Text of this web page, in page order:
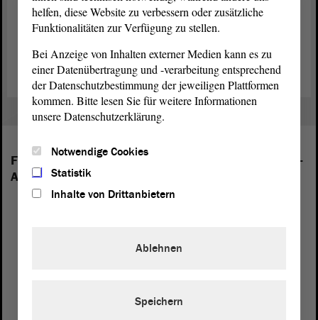
Gegenwärtig ist der zeitweiligeAusschuss mit der Erstellung des
Abschlussberichtes beschäftigt, da er seine Tätigkeit Ende Juli 2014
Folgende Fraktionen sind im Landtag von Sachsen-
Anhalt vertreten:
helfen, diese Website zu verbessern oder zusätzliche
Funktionalitäten zur Verfügung zu stellen.
Bei Anzeige von Inhalten externer Medien kann es zu
einer Datenübertragung und -verarbeitung entsprechend
der Datenschutzbestimmung der jeweiligen Plattformen
kommen. Bitte lesen Sie für weitere Informationen
unsere Datenschutzerklärung.
Notwendige Cookies
Statistik
Inhalte von Drittanbietern
Ablehnen
Speichern